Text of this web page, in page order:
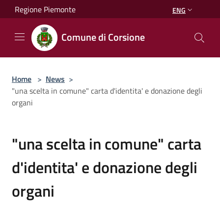
Salta al contenuto principale
Regione Piemonte ENG
Comune di Corsione
Home > News >
"una scelta in comune" carta d'identita' e donazione degli
organi
"una scelta in comune" carta
d'identita' e donazione degli
organi